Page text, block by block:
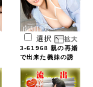
選択
3-61968 親の再婚
で出来た義妹の誘